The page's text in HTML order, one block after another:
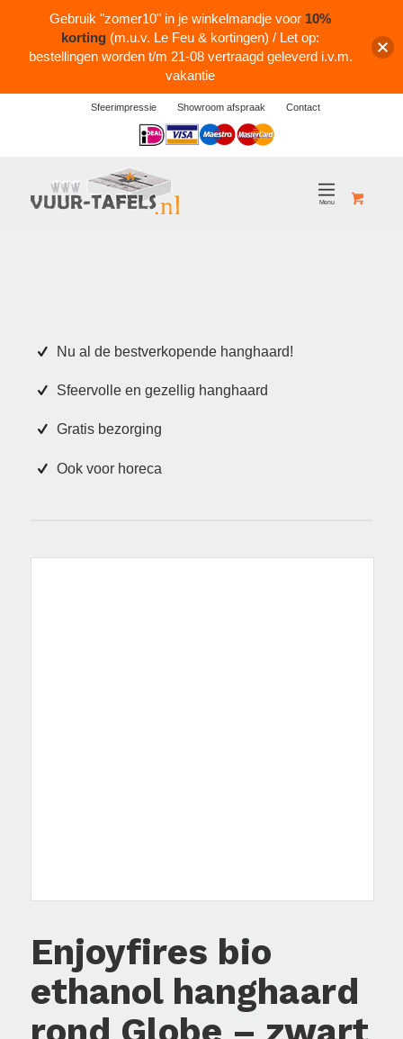
Sfeerimpressie Showroom afspraak Contact
Logos
Nu al de bestverkopende hanghaard!
Sfeervolle en gezellig hanghaard
Gratis bezorging
Ook voor horeca
Enjoyfires bio
ethanol hanghaard
Gebruik "zomer10" in je winkelmandje voor 10%
korting (m.u.v. Le Feu & kortingen) / Let op:
bestellingen worden t/m 21-08 vertraagd geleverd i.v.m.
vakantie